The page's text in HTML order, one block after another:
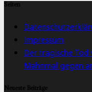
Seiten
Impressum
Der tragische
Mahnmal gegen
Neueste Beiträge